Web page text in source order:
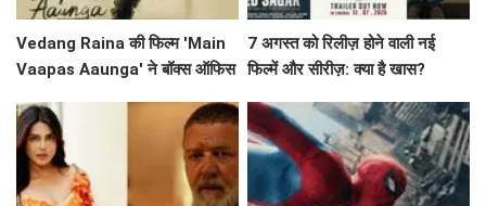
Vedang Raina की फिल्म 'Main
Vaapas Aaunga' ने बॉक्स ऑफिस
ने!
7 अगस्त को रिलीज़ होने वाली नई
फिल्में और सीरीज़: क्या है खास?